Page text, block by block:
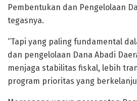
Pembentukan dan Pengelolaan
tegasnya.
“Tapi yang paling fundamental
dan pengelolaan Dana Abadi
menjaga stabilitas fiskal, lebih
program prioritas yang